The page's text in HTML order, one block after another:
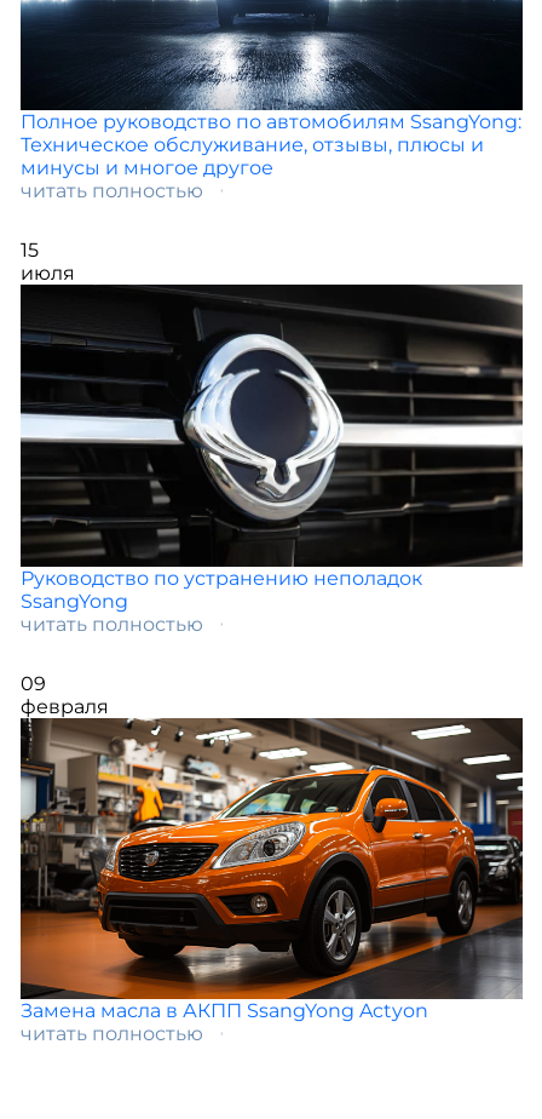
Полное руководство по автомобилям SsangYong:
Техническое обслуживание, отзывы, плюсы и
минусы и многое другое
читать полностью
15
июля
Руководство по устранению неполадок
SsangYong
читать полностью
09
февраля
Замена масла в АКПП SsangYong Actyon
читать полностью